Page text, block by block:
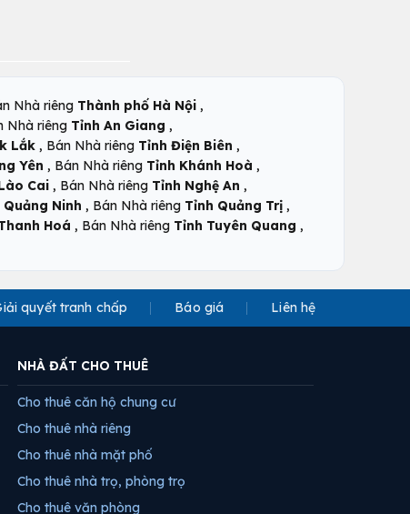
Nhà riêng Thành phố Hà Nội ,
Nhà riêng Tỉnh An Giang ,
Lắk , Bán Nhà riêng Tỉnh Điện Biên ,
Yên , Bán Nhà riêng Tỉnh Khánh Hoà ,
Cai , Bán Nhà riêng Tỉnh Nghệ An ,
Quảng Ninh , Bán Nhà riêng Tỉnh Quảng Trị ,
Hoá , Bán Nhà riêng Tỉnh Tuyên Quang ,
quyết tranh chấp Báo giá Liên hệ
NHÀ ĐẤT CHO THUÊ
Cho thuê căn hộ chung cư
Cho thuê nhà riêng
Cho thuê nhà mặt phố
Cho thuê nhà trọ, phòng trọ
Cho thuê văn phòng